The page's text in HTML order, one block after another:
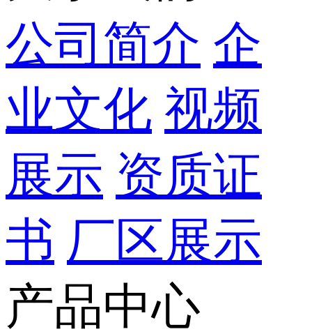
公司简介 企
业文化 视频
展示 资质证
书 厂区展示
产品中心